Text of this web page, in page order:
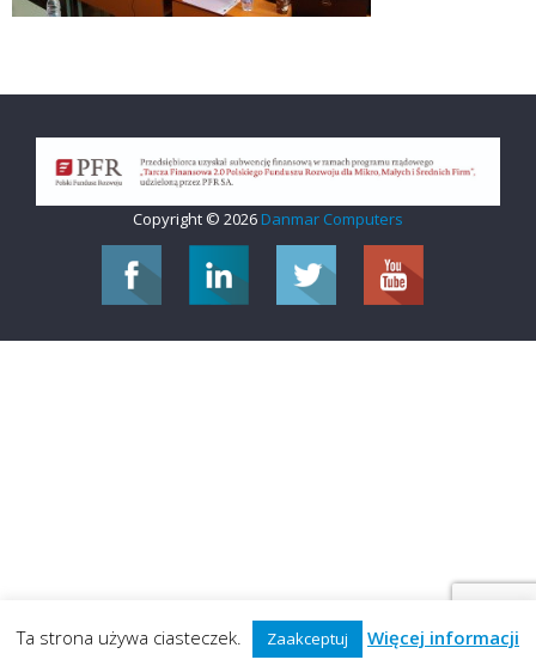
Copyright © 2026 Danmar Computers
Ta strona używa ciasteczek. Zaakceptuj Więcej informacji